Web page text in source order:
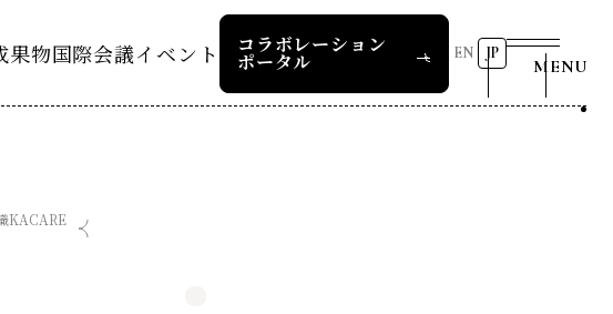
ミッティー
果物
2024-リーダーズレコメンデー
国際会議イベント コラボレーション
ポータル EN JP
MENU
KACARE